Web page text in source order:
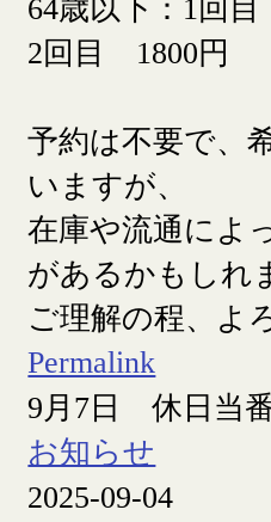
64歳以下：1回
2回目 1800円
予約は不要で、
いますが、
在庫や流通によ
があるかもしれ
ご理解の程、よ
Permalink
9月7日 休日当
お知らせ
2025-09-04